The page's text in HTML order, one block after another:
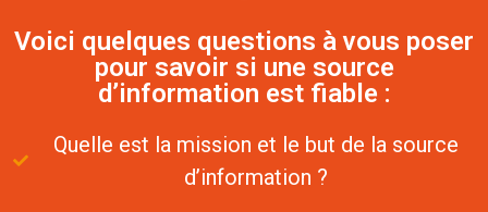
Voici quelques questions à vous poser
pour savoir si une source
d’information est fiable :
Quelle est la mission et le but de la source
d’information ?